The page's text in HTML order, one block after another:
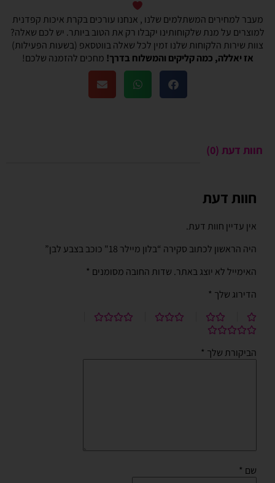
מעבר למחירים המשתלמים שלנו , אנחנו עורכים בקרת איכות קפדנית
למוצרים על מנת שלקוחותינו יקבלו רק את הטוב ביותר. יש לכם שאלה?
צוות שירות הלקוחות שלנו זמין לכל שאלה בווטסאפ (בשעות הפעילות)
אז יאללה, כמה קליקים והמשלוח בדרך! מחכים להזמנה שלכם!
חוות דעת (0)
חוות דעת
אין עדיין חוות דעת.
היה הראשון לכתוב סקירה “בלון מיילר 18" כוכב בצבע לבן”
האימייל לא יוצג באתר. שדות החובה מסומנים *
הדירוג שלך *
הביקורת שלך *
שם *